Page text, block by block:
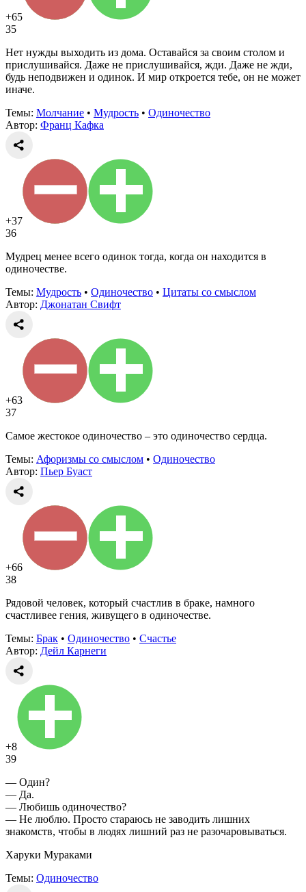
+65
35
Нет нужды выходить из дома. Оставайся за своим столом и
прислушивайся. Даже не прислушивайся, жди. Даже не жди,
будь неподвижен и одинок. И мир откроется тебе, он не может
иначе.
Темы: Молчание • Мудрость • Одиночество
Автор: Франц Кафка
+37
36
Мудрец менее всего одинок тогда, когда он находится в
одиночестве.
Темы: Мудрость • Одиночество • Цитаты со смыслом
Автор: Джонатан Свифт
+63
37
Самое жестокое одиночество – это одиночество сердца.
Темы: Афоризмы со смыслом • Одиночество
Автор: Пьер Буаст
+66
38
Рядовой человек, который счастлив в браке, намного
счастливее гения, живущего в одиночестве.
Темы: Брак • Одиночество • Счастье
Автор: Дейл Карнеги
+8
39
— Один?
— Да.
— Любишь одиночество?
— Не люблю. Просто стараюсь не заводить лишних
знакомств, чтобы в людях лишний раз не разочаровываться.
Харуки Мураками
Темы: Одиночество